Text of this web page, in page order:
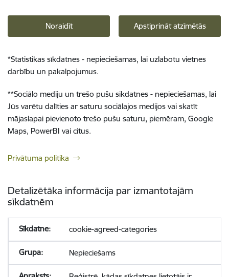
Noraidīt Apstiprināt atzīmētās
*Statistikas sīkdatnes - nepieciešamas, lai uzlabotu vietnes
darbību un pakalpojumus.
**Sociālo mediju un trešo pušu sīkdatnes - nepieciešamas, lai
Jūs varētu dalīties ar saturu sociālajos medijos vai skatīt
mājaslapai pievienoto trešo pušu saturu, piemēram, Google
Maps, PowerBI vai citus.
Privātuma politika
Detalizētāka informācija par izmantotajām
sīkdatnēm
cookie-agreed-categories
Nepieciešams